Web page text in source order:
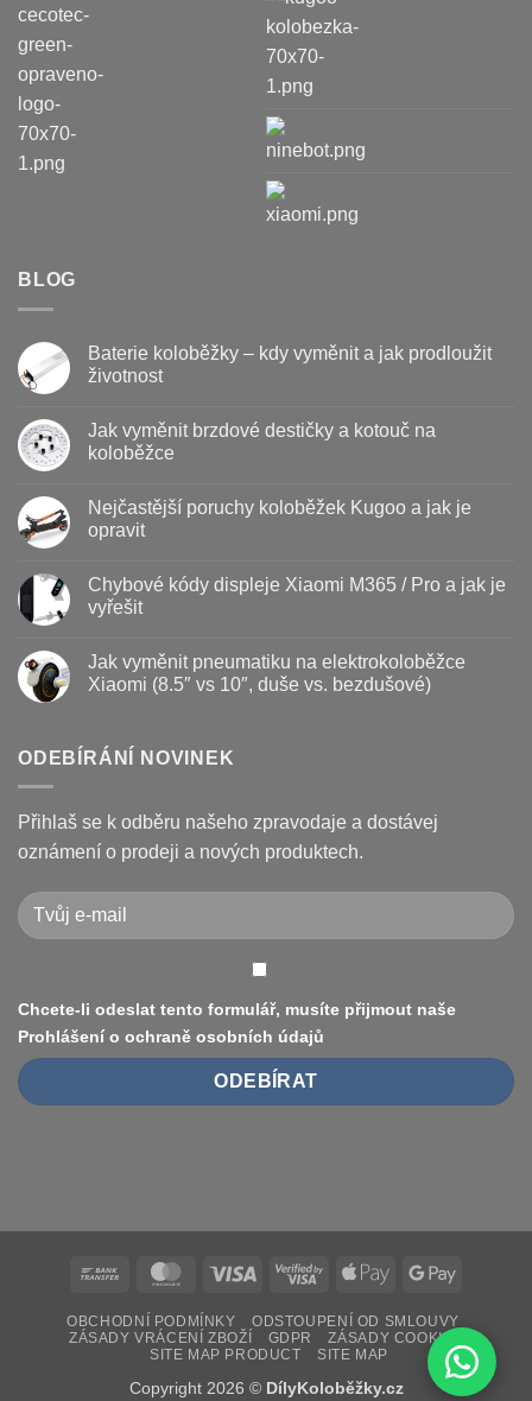
BLOG
Baterie koloběžky – kdy vyměnit a jak prodloužit
životnost
textu
s
koloběžky
kdy
jak
prodloužit
životnost
Jak vyměnit brzdové destičky a kotouč na
koloběžce
u
textu
s
vyměnit
brzdové
destičky
na
koloběžce
Nejčastější poruchy koloběžek Kugoo a jak je
opravit
u
textu
s
poruchy
koloběžek
Kugoo
opravit
Chybové kódy displeje Xiaomi M365 / Pro a jak je
vyřešit
textu
s
displeje
Xiaomi
Pro
a
jak
je
Jak vyměnit pneumatiku na elektrokoloběžce
Xiaomi (8.5″ vs 10″, duše vs. bezdušové)
textu
s
vyměnit
pneumatiku
na
elektrokoloběžce
(8.5″
vs
10″,
duše
ODEBÍRÁNÍ NOVINEK
Přihlaš se k odběru našeho zpravodaje a dostávej
oznámení o prodeji a nových produktech.
Chcete-li odeslat tento formulář, musíte přijmout naše
Prohlášení o ochraně osobních údajů
Bank
MasterCardVisa
Visa
Apple
Google
OBCHODNÍ PODMÍNKY
ODSTOUPENÍ OD SMLOUVY
ZÁSADY VRÁCENÍ ZBOŽÍ
GDPR
ZÁSADY COOKIES
SITE MAP PRODUCT
SITE MAP
Copyright 2026 © DílyKoloběžky.cz